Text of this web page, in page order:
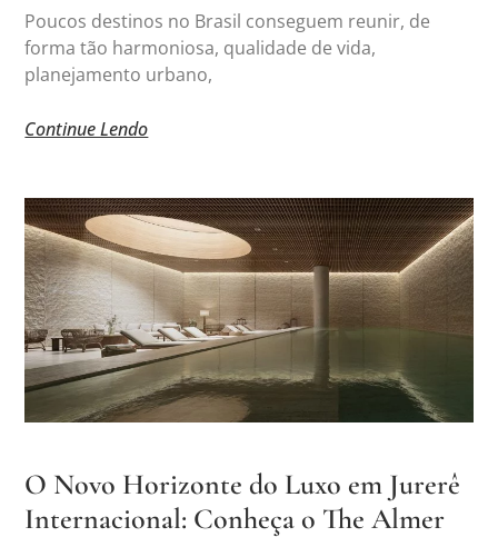
Poucos destinos no Brasil conseguem reunir, de
forma tão harmoniosa, qualidade de vida,
planejamento urbano,
Continue Lendo
O Novo Horizonte do Luxo em Jurerê
Internacional: Conheça o The Almer